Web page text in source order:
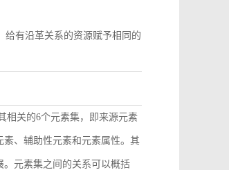
给有沿革关系的资源赋予相同的
相关的6个元素集，即来源元素
、辅助性元素和元素属性。其
元素集之间的关系可以概括